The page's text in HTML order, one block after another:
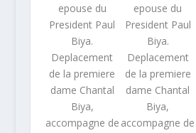
epouse du
President Paul
Biya.
Deplacement
de la premiere
dame Chantal
Biya,
accompagne de
epouse du
President Paul
Biya.
Deplacement
de la premiere
dame Chantal
Biya,
accompagne de